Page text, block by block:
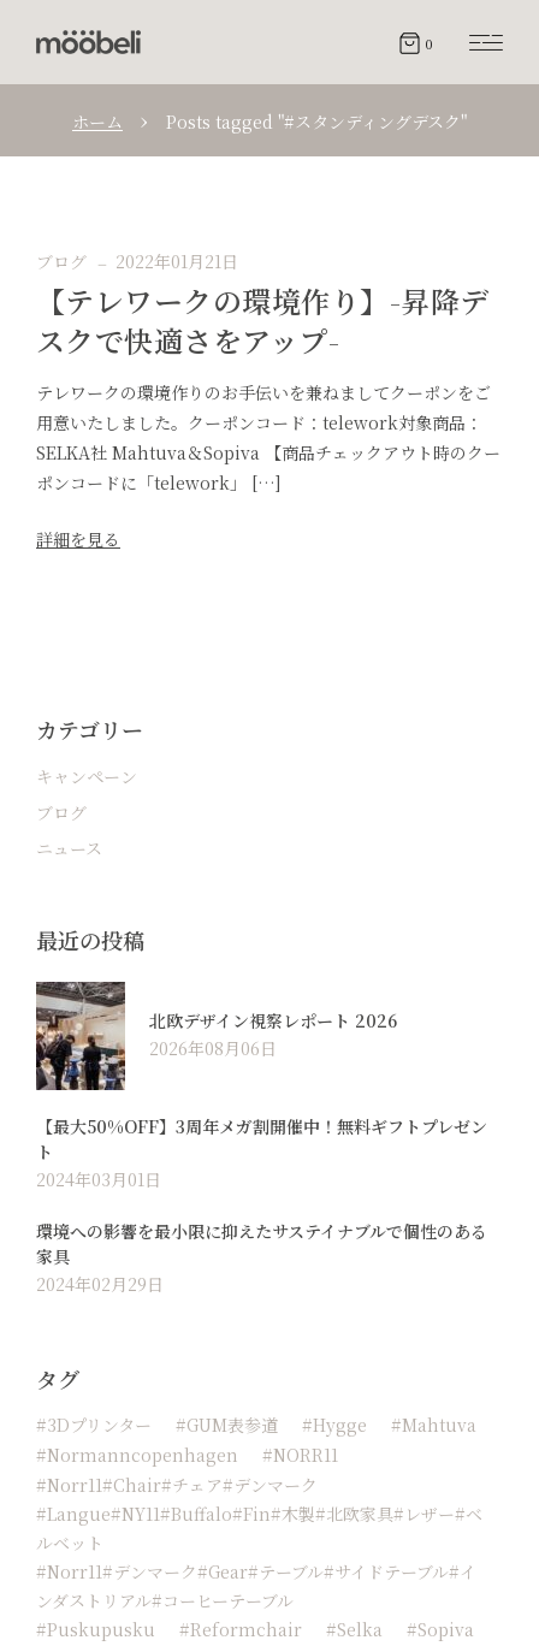
0
ホーム Posts tagged "#スタンディングデスク"
ブログ 2022年01月21日
【テレワークの環境作り】-昇降デ
スクで快適さをアップ-
テレワークの環境作りのお手伝いを兼ねましてクーポンをご
用意いたしました。クーポンコード：telework対象商品：
SELKA社 Mahtuva＆Sopiva 【商品チェックアウト時のクー
ポンコードに「telework」 […]
詳細を見る
カテゴリー
キャンペーン
ブログ
ニュース
最近の投稿
北欧デザイン視察レポート 2026
2026年08月06日
【最大50%OFF】3周年メガ割開催中！無料ギフトプレゼン
ト
2024年03月01日
環境への影響を最小限に抑えたサステイナブルで個性のある
家具
2024年02月29日
タグ
#3Dプリンター #GUM表参道 #hygge
#Mahtuva
#normanncopenhagen
#NORR11
#Norr11#chair#チェア#デンマーク
#langue#NY11#buffalo#fin#木製#北欧家具#レザー#ベ
ルベット
#norr11#デンマーク#Gear#テーブル#サイドテーブル#イ
ンダストリアル#コーヒーテーブル
#Puskupusku
#reformchair #Selka
#sopiva